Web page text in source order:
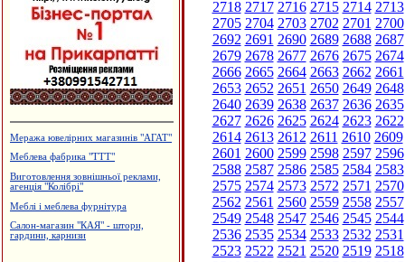
Меража ювелірних магазинів "АГАТ"
Меблева фабрика "ТТТ"
Виготовлення зовнішньої реклами,
агенція "Колібрі"
Меблі і меблева фурнітура
Салон-магазин "КАЯ" - штори,
гардини, карнизи
2718 2717 2716 2715 2714 2713
2705 2704 2703 2702 2701 2700
2692 2691 2690 2689 2688 2687
2679 2678 2677 2676 2675 2674
2666 2665 2664 2663 2662 2661
2653 2652 2651 2650 2649 2648
2640 2639 2638 2637 2636 2635
2627 2626 2625 2624 2623 2622
2614 2613 2612 2611 2610 2609
2601 2600 2599 2598 2597 2596
2588 2587 2586 2585 2584 2583
2575 2574 2573 2572 2571 2570
2562 2561 2560 2559 2558 2557
2549 2548 2547 2546 2545 2544
2536 2535 2534 2533 2532 2531
2523 2522 2521 2520 2519 2518